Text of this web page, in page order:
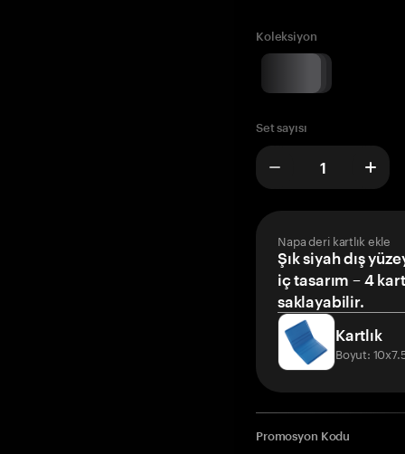
Koleksiyon
Set sayısı
Napa deri kartlık ekle
Şık siyah dış
iç tasarım – 4
saklayabilir.
Kartlık
Boyut:
Promosyon Kodu